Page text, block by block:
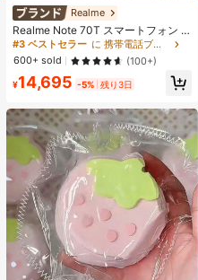
Realme
Realme Note 70T スマートフォン 4
GB+64GB/4GB+128GB/4GB+256G
B グローバル版 4G LTE、Android 15
アンロック携帯電話、6000mAh大
容量バッテリー、50MP AIカメラ、9
0Hzスクリーン モバイルフォン プラ
プセット、アダプターなし、ベトナ
ムSIMロック
#3 ベストセラー
に 携帯電話ブランド 携帯電話
600+ sold
(100+)
¥14,695 -5% 残り3日